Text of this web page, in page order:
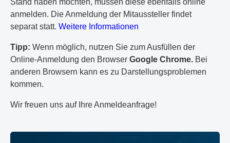
Stand haben möchten, müssen diese ebenfalls online
anmelden. Die Anmeldung der Mitaussteller findet
separat statt. Weitere Informationen
Tipp: Wenn möglich, nutzen Sie zum Ausfüllen der
Online-Anmeldung den Browser Google Chrome. Bei
anderen Browsern kann es zu Darstellungsproblemen
kommen.
Wir freuen uns auf Ihre Anmeldeanfrage!
Zur Aussteller-Anmeldung